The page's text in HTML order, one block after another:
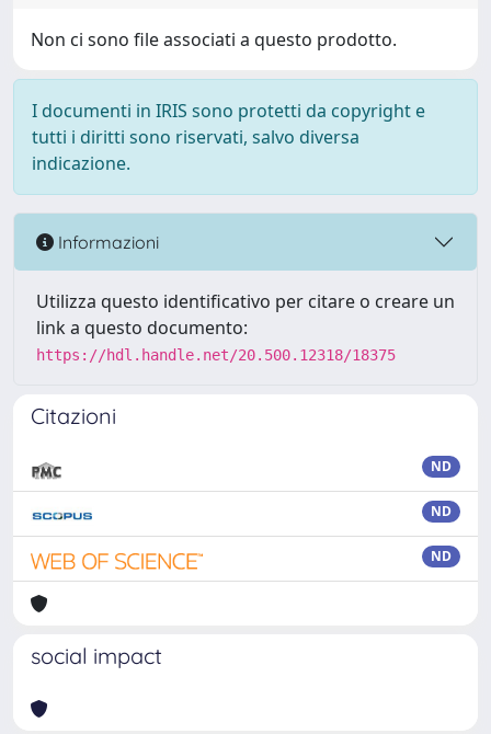
Non ci sono file associati a questo prodotto.
I documenti in IRIS sono protetti da copyright e
tutti i diritti sono riservati, salvo diversa
indicazione.
Informazioni
Utilizza questo identificativo per citare o creare un
link a questo documento:
https://hdl.handle.net/20.500.12318/18375
Citazioni
ND
ND
ND
social impact